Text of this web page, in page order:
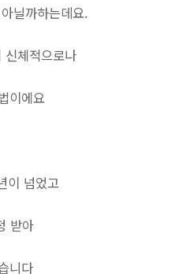
닐까하는데요.
신체적으로나
이에요
이 넘었고
받아
니다